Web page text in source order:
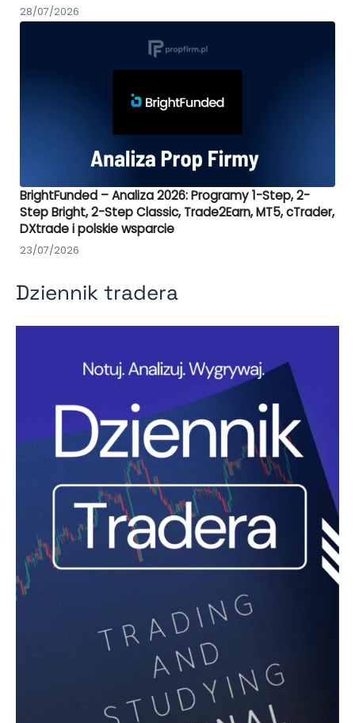
28/07/2026
BrightFunded – Analiza 2026: Programy 1-Step, 2-
Step Bright, 2-Step Classic, Trade2Earn, MT5, cTrader,
DXtrade i polskie wsparcie
23/07/2026
Dziennik tradera